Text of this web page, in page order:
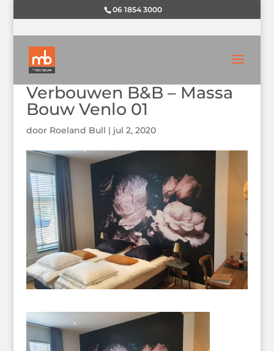
06 1854 3000
Verbouwen B&B – Massa
Bouw Venlo 01
door Roeland Bull | jul 2, 2020